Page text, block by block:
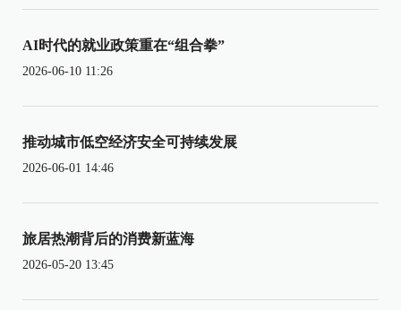
AI时代的就业政策重在“组合拳”
2026-06-10 11:26
推动城市低空经济安全可持续发展
2026-06-01 14:46
旅居热潮背后的消费新蓝海
2026-05-20 13:45